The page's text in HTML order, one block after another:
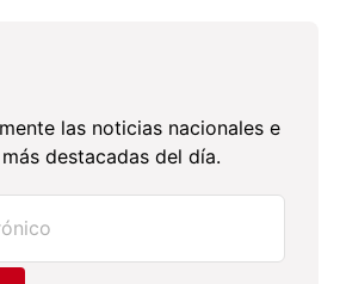
las noticias nacionales e
destacadas del día.